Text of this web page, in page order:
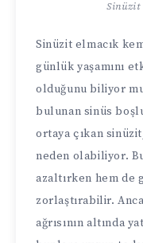
Sinüzit
Sinüzit elmacık
günlük yaşamını
olduğunu biliyor
bulunan sinüs
ortaya çıkan
neden olabiliyor.
azaltırken hem de
zorlaştırabilir.
ağrısının altında